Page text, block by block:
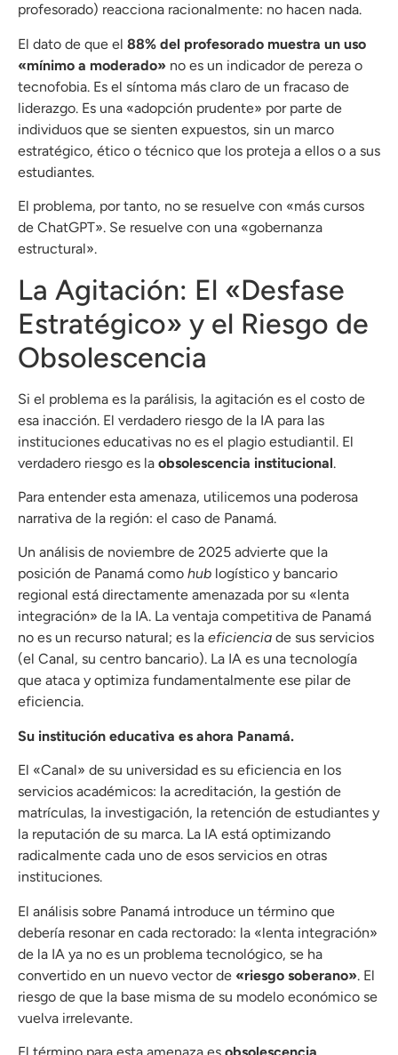
profesorado) reacciona racionalmente: no hacen nada.
El dato de que el 88% del profesorado muestra un uso
«mínimo a moderado» no es un indicador de pereza o
tecnofobia. Es el síntoma más claro de un fracaso de
liderazgo. Es una «adopción prudente» por parte de
individuos que se sienten expuestos, sin un marco
estratégico, ético o técnico que los proteja a ellos o a sus
estudiantes.
El problema, por tanto, no se resuelve con «más cursos
de ChatGPT». Se resuelve con una «gobernanza
estructural».
La Agitación: El «Desfase
Estratégico» y el Riesgo de
Obsolescencia
Si el problema es la parálisis, la agitación es el costo de
esa inacción. El verdadero riesgo de la IA para las
instituciones educativas no es el plagio estudiantil. El
verdadero riesgo es la obsolescencia institucional.
Para entender esta amenaza, utilicemos una poderosa
narrativa de la región: el caso de Panamá.
Un análisis de noviembre de 2025 advierte que la
posición de Panamá como hub logístico y bancario
regional está directamente amenazada por su «lenta
integración» de la IA. La ventaja competitiva de Panamá
no es un recurso natural; es la eficiencia de sus servicios
(el Canal, su centro bancario). La IA es una tecnología
que ataca y optimiza fundamentalmente ese pilar de
eficiencia.
Su institución educativa es ahora Panamá.
El «Canal» de su universidad es su eficiencia en los
servicios académicos: la acreditación, la gestión de
matrículas, la investigación, la retención de estudiantes y
la reputación de su marca. La IA está optimizando
radicalmente cada uno de esos servicios en otras
instituciones.
El análisis sobre Panamá introduce un término que
debería resonar en cada rectorado: la «lenta integración»
de la IA ya no es un problema tecnológico, se ha
convertido en un nuevo vector de «riesgo soberano». El
riesgo de que la base misma de su modelo económico se
vuelva irrelevante.